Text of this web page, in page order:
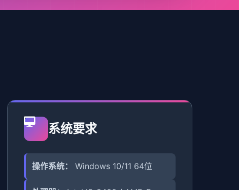
系统要求
操作系统： Windows 10/11 64位